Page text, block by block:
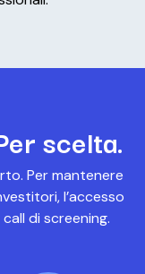
scelta.
Per mantenere
l’accesso
di screening.